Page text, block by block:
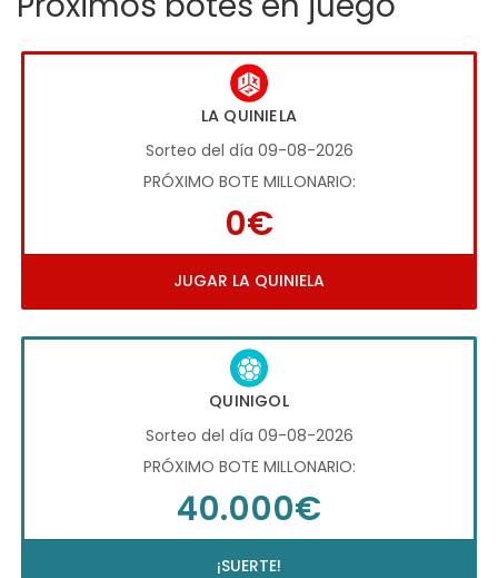
LA QUINIELA
Sorteo del día 09-08-2026
PRÓXIMO BOTE MILLONARIO:
0€
JUGAR LA QUINIELA
QUINIGOL
Sorteo del día 09-08-2026
PRÓXIMO BOTE MILLONARIO:
40.000€
¡SUERTE!